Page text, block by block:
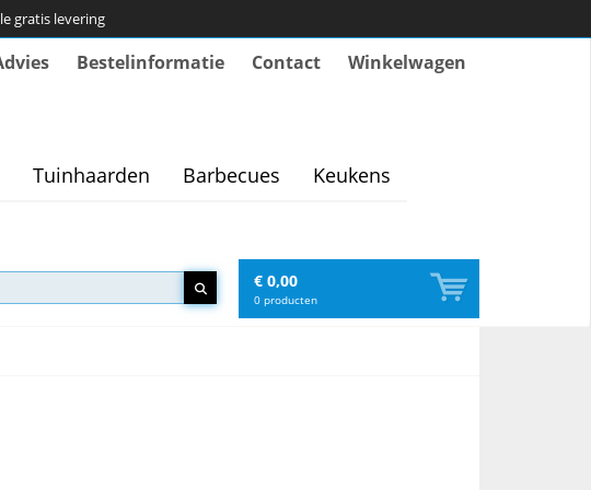
gratis levering
Bestelinformatie Contact Winkelwagen
Tuinhaarden Barbecues Keukens
€ 0,00
0 producten